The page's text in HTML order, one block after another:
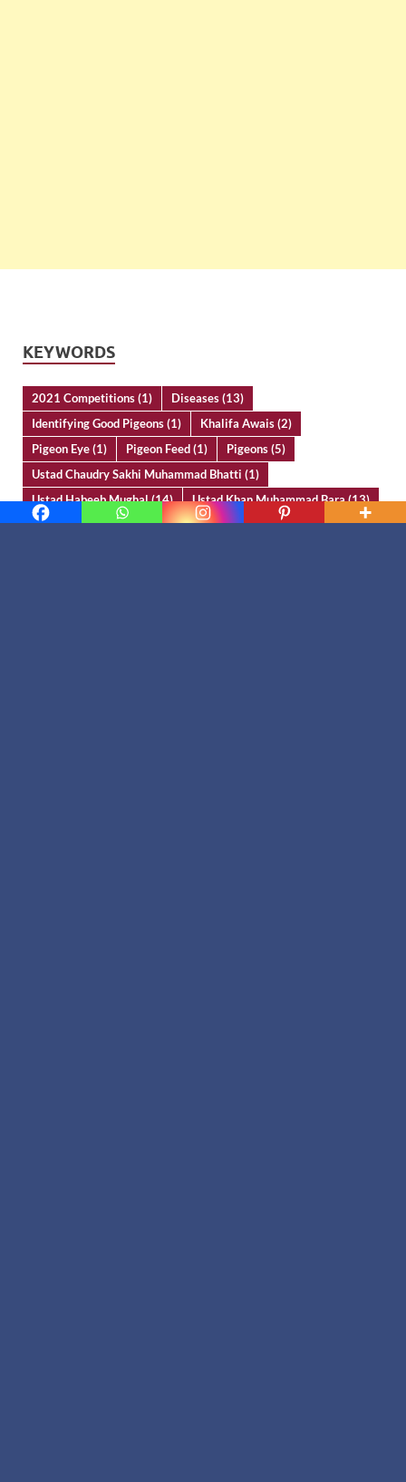
KEYWORDS
2021 Competitions(1) Diseases(13)
Identifying Good Pigeons(1) Khalifa Awais(2)
Pigeon Eye(1) Pigeon Feed(1) Pigeons(5)
Ustad Chaudry Sakhi Muhammad Bhatti (1)
Ustad Habeeb Mughal(14) Ustad Khan Muhammad Bara(13)
Ustad Mahfooz Ahmad Malik(2) Ustad Mehar Zaman(3)